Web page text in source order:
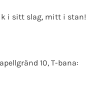
i sitt slag, mitt i stan!
10, T-bana: